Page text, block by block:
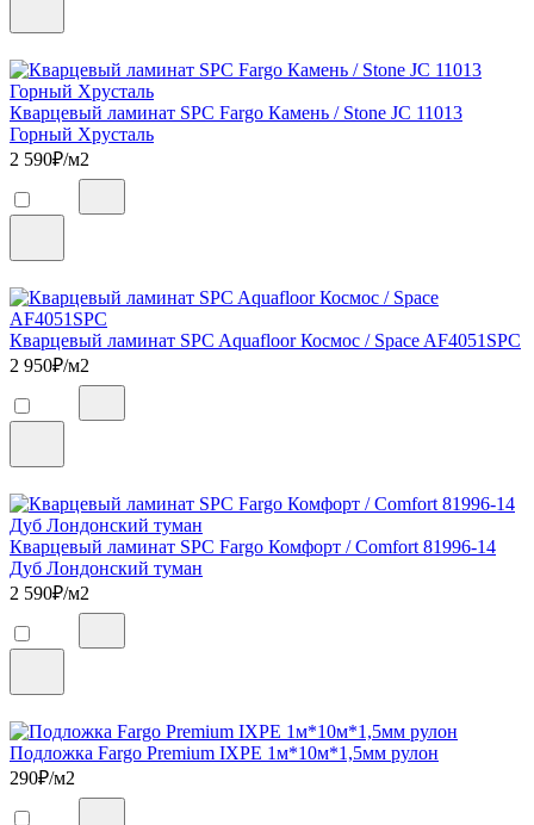
Кварцевый ламинат SPC Fargo Камень / Stone JC 11013
Горный Хрусталь
2 590₽/м2
Кварцевый ламинат SPC Aquafloor Космос / Space AF4051SPC
2 950₽/м2
Кварцевый ламинат SPC Fargo Комфорт / Comfort 81996-14
Дуб Лондонский туман
2 590₽/м2
Подложка Fargo Premium IXPE 1м*10м*1,5мм рулон
290₽/м2